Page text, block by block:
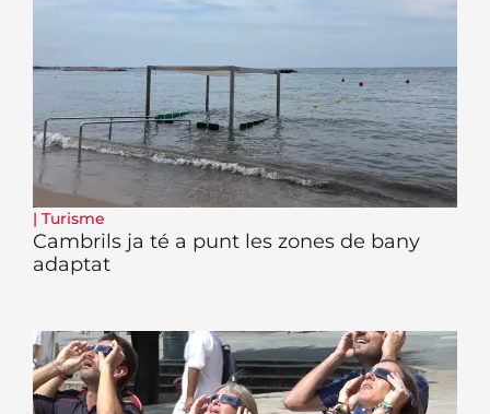
| Turisme
Cambrils ja té a punt les zones de bany
adaptat